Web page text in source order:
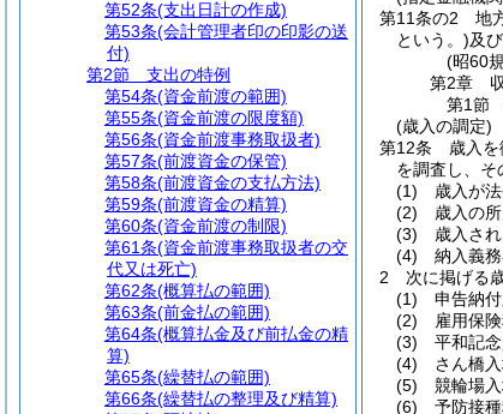
第11条の2
地
という。)及
(昭60
第2章
第1節
(歳入の調定)
第12条
歳入
を調査し、そ
(1)
歳入が
(2)
歳入の
(3)
歳入さ
(4)
納入義
2
次に掲げる
(1)
申告納
(2)
雇用保
(3)
平和記
(4)
さん橋
(5)
競輪場
(6)
予防接
第52条(支出日計の作成)
第53条(会計管理者印の印影の送
付)
第2節
支出の特例
第54条(資金前渡の範囲)
第55条(資金前渡の限度額)
第56条(資金前渡事務取扱者)
第57条(前渡資金の保管)
第58条(前渡資金の支払方法)
第59条(前渡資金の精算)
第60条(資金前渡の制限)
第61条(資金前渡事務取扱者の交
代又は死亡)
第62条(概算払の範囲)
第63条(前金払の範囲)
第64条(概算払金及び前払金の精
算)
第65条(繰替払の範囲)
第66条(繰替払の整理及び精算)